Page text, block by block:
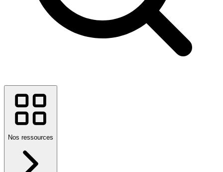
Nos ressources